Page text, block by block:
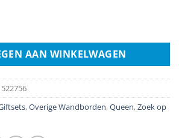
Piece Jigsaw Puzzle aantal
AAN WINKELWAGEN
,Overige Wandborden,Queen,Zoek op